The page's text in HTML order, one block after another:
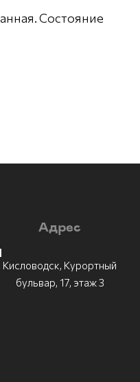
Состояние
Адрес
Кисловодск, Курортный
бульвар, 17, этаж 3